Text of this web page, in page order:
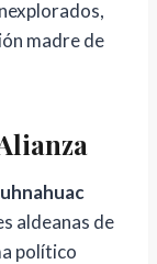
madre de
aldeanas de
político